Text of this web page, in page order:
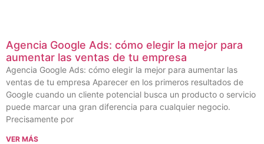
Agencia Google Ads: cómo elegir la mejor para
aumentar las ventas de tu empresa
Agencia Google Ads: cómo elegir la mejor para aumentar las
ventas de tu empresa Aparecer en los primeros resultados de
Google cuando un cliente potencial busca un producto o servicio
puede marcar una gran diferencia para cualquier negocio.
Precisamente por
VER MÁS